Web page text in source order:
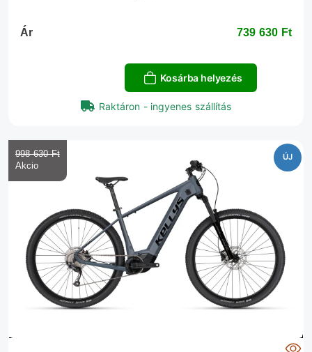
Ár 739 630 Ft‎
Kosárba helyezés
Raktáron - ingyenes szállítás
ÚJ
998 630 Ft‎